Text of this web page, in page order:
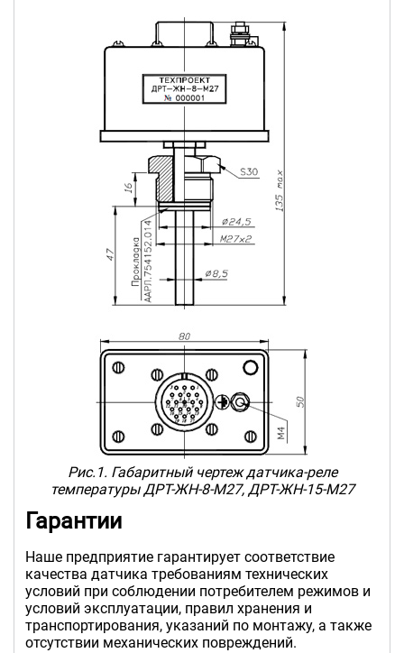
Рис.1. Габаритный чертеж датчика-реле
температуры ДРТ-ЖН-8-М27, ДРТ-ЖН-15-М27
Гарантии
Наше предприятие гарантирует соответствие
качества датчика требованиям технических
условий при соблюдении потребителем режимов и
условий эксплуатации, правил хранения и
транспортирования, указаний по монтажу, а также
отсутствии механических повреждений.